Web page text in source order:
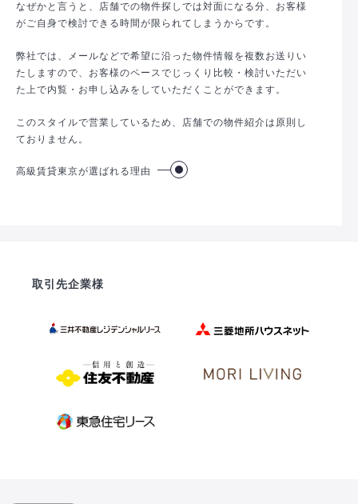
なぜかと言うと、店舗での物件探しでは対面になる分、お客様
がご自身で検討できる時間が限られてしまうからです。
弊社では、メールなどで希望に沿った物件情報を複数お送りい
たしますので、お客様のペースでじっくり比較・検討いただい
た上で内覧・お申し込みをしていただくことができます。
このスタイルで営業しているため、店舗での物件紹介は原則し
ておりません。
高級賃貸東京が選ばれる理由
取引先企業様